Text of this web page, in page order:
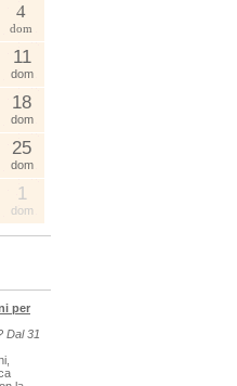
4
dom
11
dom
18
dom
25
dom
1
dom
per
Dal 31